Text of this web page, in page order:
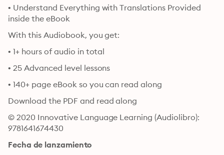
• Understand Everything with Translations Provided
inside the eBook
With this Audiobook, you get:
• 1+ hours of audio in total
• 25 Advanced level lessons
Download the PDF and read along
© 2020 Innovative Language Learning (Audiolibro):
9781641674430
Fecha de lanzamiento